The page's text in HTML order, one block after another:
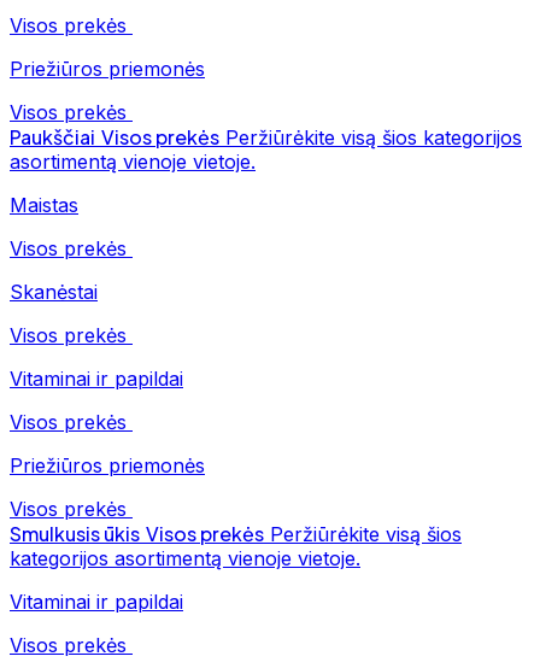
Visos prekės
Priežiūros priemonės
Visos prekės
Paukščiai Visos prekės Peržiūrėkite visą šios kategorijos
asortimentą vienoje vietoje.
Maistas
Visos prekės
Skanėstai
Visos prekės
Vitaminai ir papildai
Visos prekės
Priežiūros priemonės
Visos prekės
Smulkusis ūkis Visos prekės Peržiūrėkite visą šios
kategorijos asortimentą vienoje vietoje.
Vitaminai ir papildai
Visos prekės